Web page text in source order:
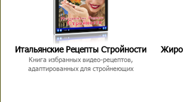
Итальянские Рецепты Стройности
Книга избранных видео-рецептов,
адаптированных для стройнеющих